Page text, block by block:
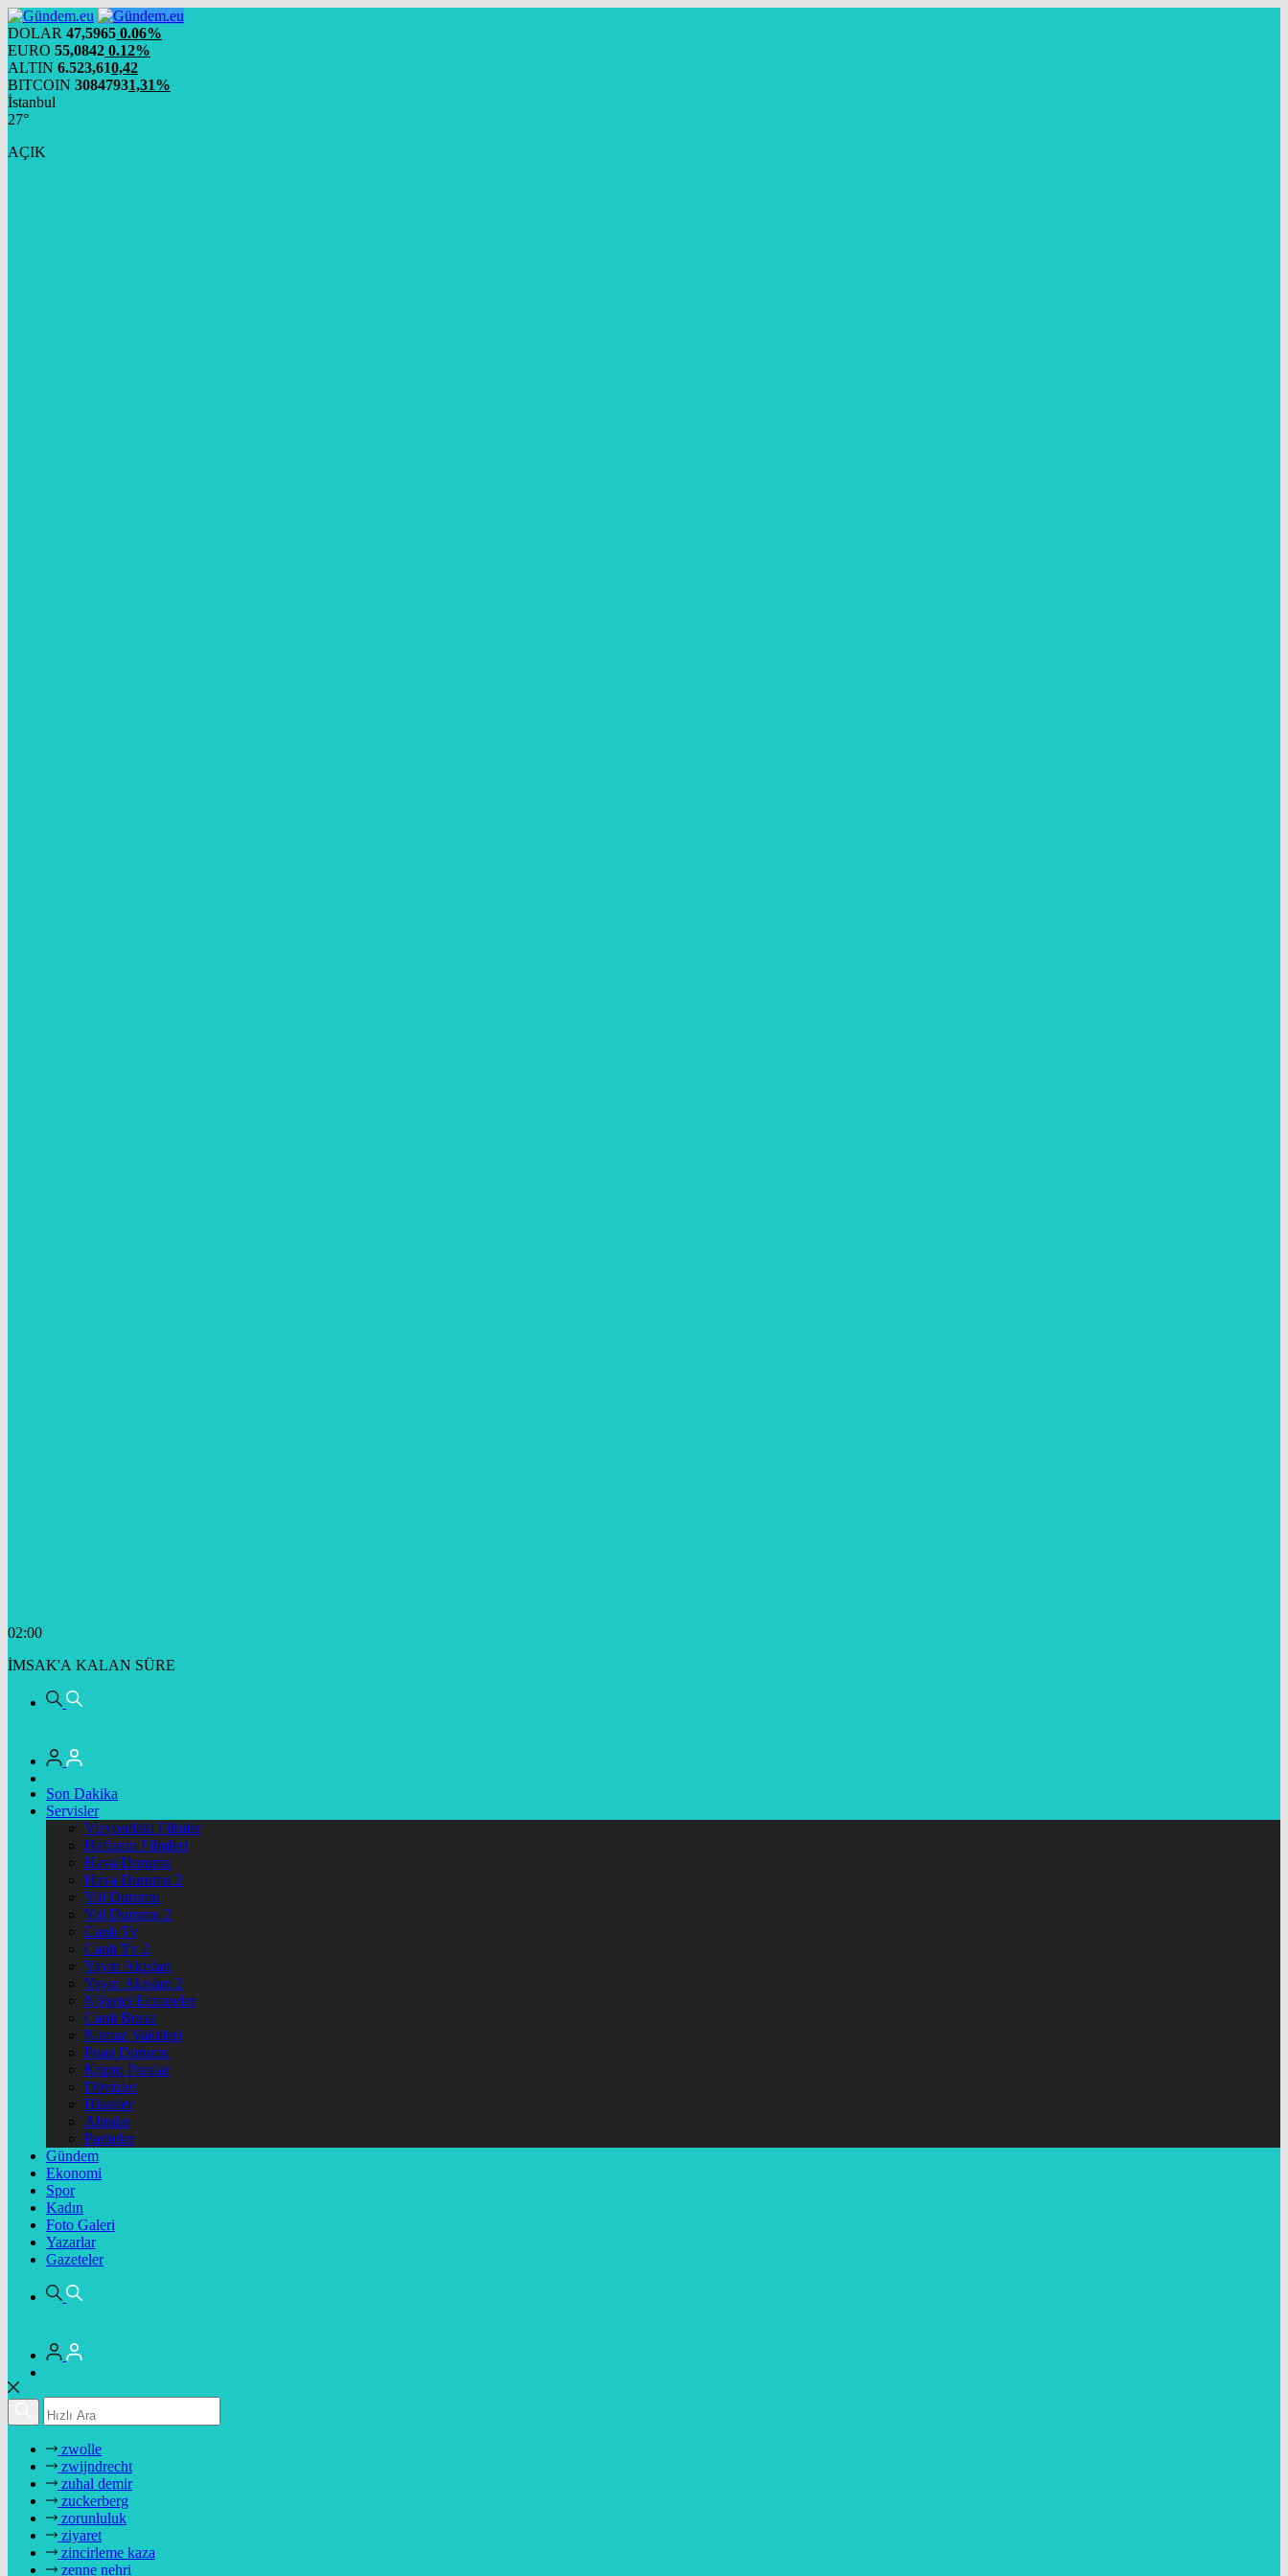
DOLAR 47,5965 0.06%
EURO 55,0842 0.12%
ALTIN 6.523,610,42
BITCOIN 30847931,31%
İstanbul
27°
AÇIK
02:00
İMSAK'A KALAN SÜRE
Son Dakika
Servisler
Vizyondaki Filmler
Haftanin Filmleri
Hava Durumu
Hava Durumu 2
Yol Durumu
Yol Durumu 2
Canlı Tv
Canlı Tv 2
Yayın Akışları
Yayın Akışları 2
Nöbetçi Eczaneler
Canlı Borsa
Namaz Vakitleri
Puan Durumu
Kripto Paralar
Dövizler
Hisseler
Altınlar
Pariteler
Gündem
Ekonomi
Spor
Kadın
Foto Galeri
Yazarlar
Gazeteler
zwolle
zwijndrecht
zuhal demir
zuckerberg
zorunluluk
ziyaret
zincirleme kaza
zenne nehri